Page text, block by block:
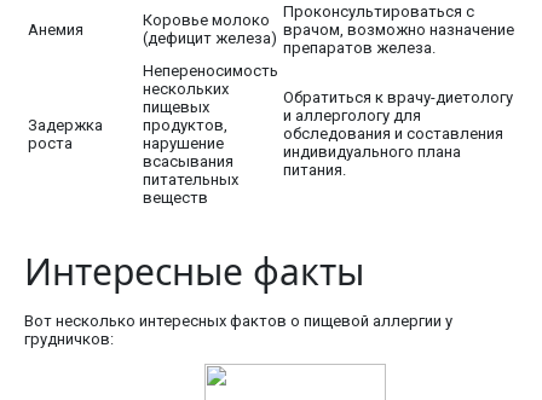
Анемия
Коровье молоко
(дефицит железа)
Проконсультироваться с
врачом, возможно назначение
препаратов железа.
Задержка
роста
Непереносимость
нескольких
пищевых
продуктов,
нарушение
всасывания
питательных
веществ
Обратиться к врачу-диетологу
и аллергологу для
обследования и составления
индивидуального плана
питания.
Интересные факты
Вот несколько интересных фактов о пищевой аллергии у
грудничков: